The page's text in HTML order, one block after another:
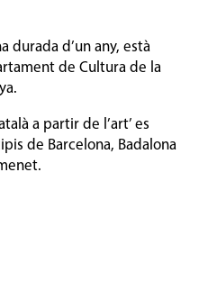
durada d’un any, està
de Cultura de la
a partir de l’art’ es
de Barcelona, Badalona